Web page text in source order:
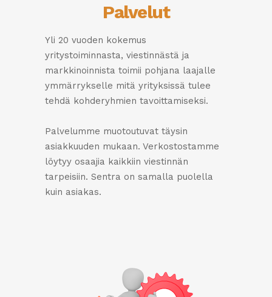
Palvelut
Yli 20 vuoden kokemus
yritystoiminnasta, viestinnästä ja
markkinoinnista toimii pohjana laajalle
ymmärrykselle mitä yrityksissä tulee
tehdä kohderyhmien tavoittamiseksi.
Palvelumme muotoutuvat täysin
asiakkuuden mukaan. Verkostostamme
löytyy osaajia kaikkiin viestinnän
tarpeisiin. Sentra on samalla puolella
kuin asiakas.